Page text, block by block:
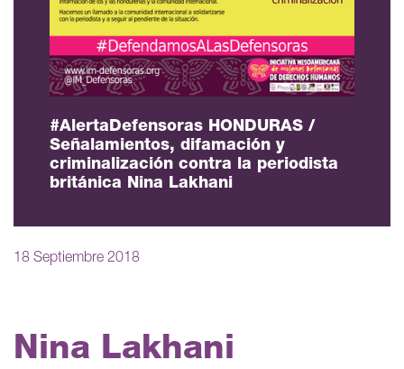
#AlertaDefensoras HONDURAS /
Señalamientos, difamación y
criminalización contra la periodista
británica Nina Lakhani
18 Septiembre 2018
Nina Lakhani